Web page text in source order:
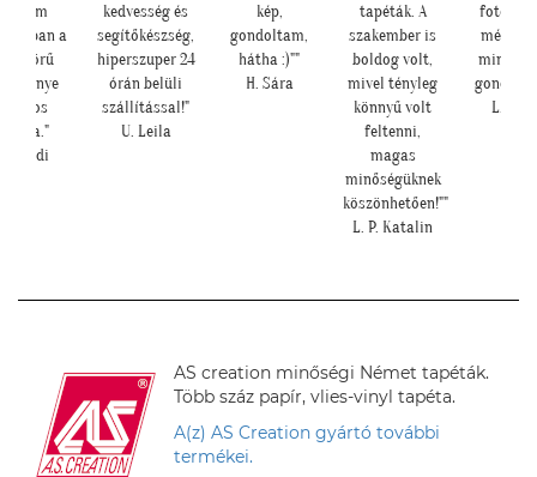
a
Andi
kedvesség és
segítőkészség,
hiperszuper 24
órán belüli
szállítással!"
U. Leila
kép,
gondoltam,
hátha :)""
H. Sára
tapéták. A
szakember is
boldog volt,
mivel tényleg
könnyű volt
feltenni,
magas
minőségüknek
köszönhetően!""
L. P. Katalin
még
mint
L.
AS creation minőségi Német tapéták.
Több száz papír, vlies-vinyl tapéta.
A(z) AS Creation gyártó további
termékei.